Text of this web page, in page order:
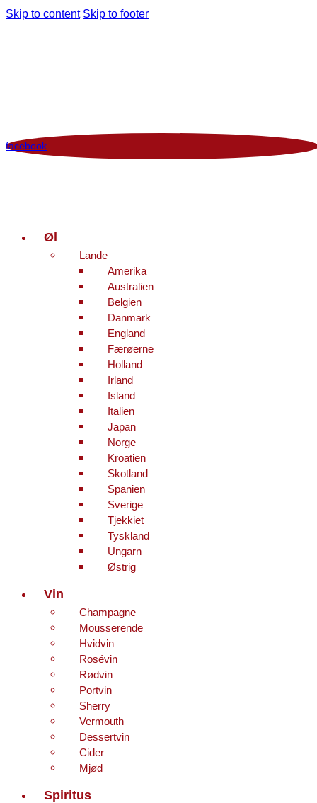
Skip to content Skip to footer
facebook
Øl
Lande
Amerika
Australien
Belgien
Danmark
England
Færøerne
Holland
Irland
Island
Italien
Japan
Norge
Kroatien
Skotland
Spanien
Sverige
Tjekkiet
Tyskland
Ungarn
Østrig
Vin
Champagne
Mousserende
Hvidvin
Rosévin
Rødvin
Portvin
Sherry
Vermouth
Dessertvin
Cider
Mjød
Spiritus